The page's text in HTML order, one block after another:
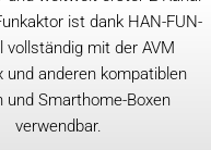
ist dank HAN-FUN-
vollständig mit der AVM
und anderen kompatiblen
und Smarthome-Boxen
verwendbar.